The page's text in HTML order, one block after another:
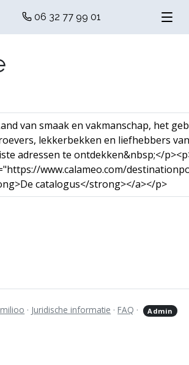
06 32 77 99 01
van smaak en vakmanschap, het
lekkerbekken en liefhebbers
adressen te ontdekken&nbsp;</
www.calameo.com/
catalogus</strong></a></p>
· Juridische informatie · FAQ · Admin